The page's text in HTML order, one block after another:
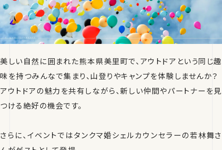
美しい自然に囲まれた熊本県美里町で、アウトドアという同じ趣
味を持つみんなで集まり、山登りやキャンプを体験しませんか？
アウトドアの魅力を共有しながら、新しい仲間やパートナーを見
つける絶好の機会です。
さらに、イベントではタンクマ婚シェルカウンセラーの若林舞さ